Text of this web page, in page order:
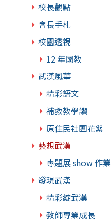
校長觀點
會長手札
校園透視
12 年國教
武漢風華
精彩語文
補救教學讚
原住民社團花絮
藝想武漢
專題展 show 作業
發現武漢
精彩綻武漢
教師專業成長